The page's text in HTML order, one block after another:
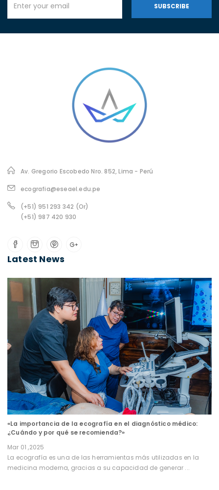
SUBSCRIBE
Av. Gregorio Escobedo Nro. 852, Lima - Perú
ecografia@eseael.edu.pe
(+51) 951 293 342 (Or)
(+51) 987 420 930
Latest News
«La importancia de la ecografía en el diagnóstico médico:
¿Cuándo y por qué se recomienda?»
Mar 01 ,2025
La ecografía es una de las herramientas más utilizadas en la
medicina moderna, gracias a su capacidad de generar ...